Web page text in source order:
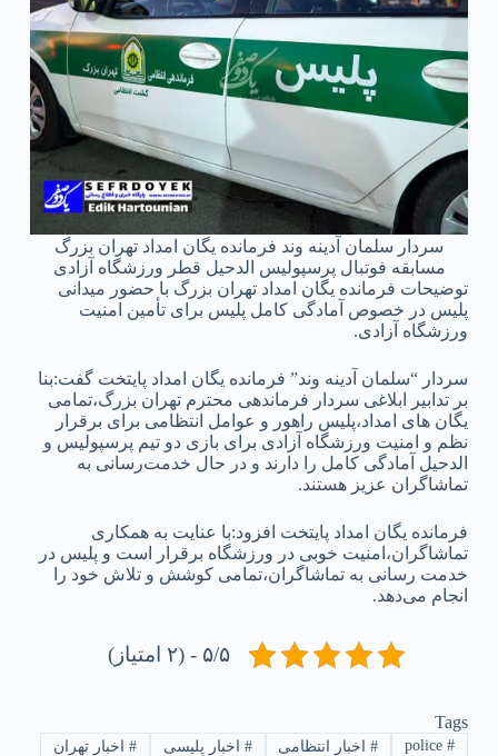
سردار سلمان آدینه وند فرمانده یگان امداد تهران بزرگ
مسابقه فوتبال پرسپولیس الدحیل قطر ورزشگاه آزادی
توضیحات فرمانده یگان امداد تهران بزرگ با حضور میدانی
پلیس در خصوص آمادگی کامل پلیس برای تأمین امنیت
ورزشگاه آزادی.
سردار “سلمان آدينه‌ وند” فرمانده يگان امداد پايتخت گفت:بنا
بر تدابیر ابلاغی سردار فرماندهی محترم تهران بزرگ،تمامی
یگان‌ های امداد،پلیس راهور و عوامل انتظامی برای برقرار
نظم و امنیت ورزشگاه آزادی برای بازی دو تیم پرسپولیس و
الدحیل آمادگی کامل را دارند و در حال خدمت‌رسانی به
تماشاگران عزیز هستند.
فرمانده یگان امداد پایتخت افزود:با عنایت به همکاری
تماشاگران،امنیت خوبی در ورزشگاه برقرار است و پلیس در
خدمت‌ رسانی به تماشاگران،تمامی کوشش و تلاش خود را
انجام می‌دهد.
۵/۵ - (۲ امتیاز)
Tags
#
police
#اخبار انتظامی # اخبار پلیسی # اخبار تهران